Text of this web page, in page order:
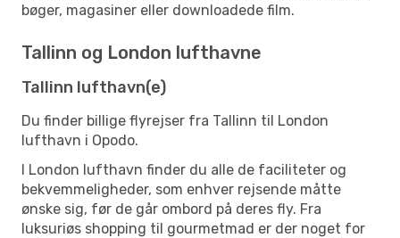
bøger, magasiner eller downloadede film.
Tallinn og London lufthavne
Tallinn lufthavn(e)
Du finder billige flyrejser fra Tallinn til London
lufthavn i Opodo.
I London lufthavn finder du alle de faciliteter og
bekvemmeligheder, som enhver rejsende måtte
ønske sig, før de går ombord på deres fly. Fra
luksuriøs shopping til gourmetmad er der noget for